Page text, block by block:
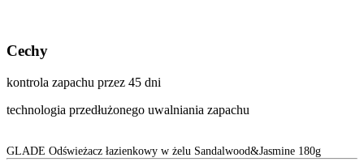
Cechy
kontrola zapachu przez 45 dni
technologia przedłużonego uwalniania zapachu
GLADE Odświeżacz łazienkowy w żelu Sandalwood&Jasmine 180g